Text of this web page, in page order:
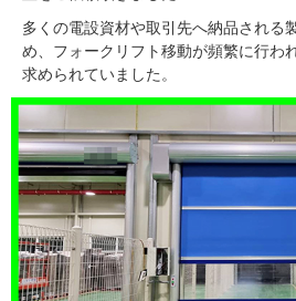
多くの電設資材や取引先へ納品される
め、フォークリフト移動が頻繁に行わ
求められていました。